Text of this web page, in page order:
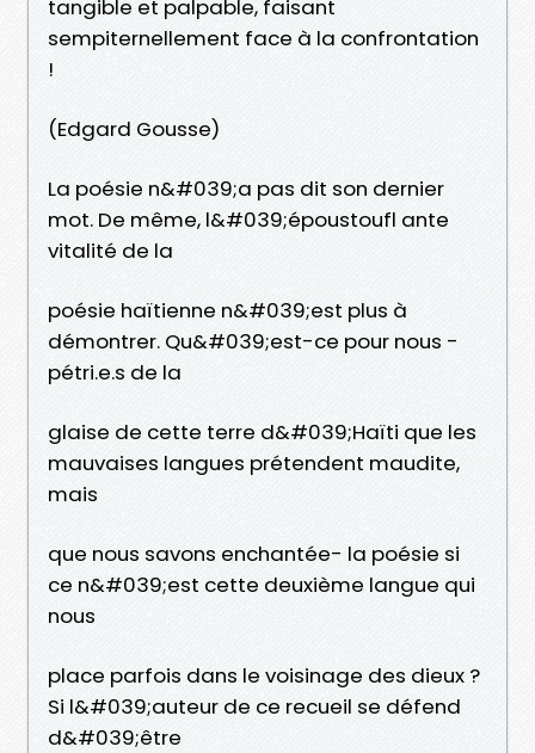
tangible et palpable, faisant
sempiternellement face à la confrontation
!
(Edgard Gousse)
La poésie n&#039;a pas dit son dernier
mot. De même, l&#039;époustoufl ante
vitalité de la
poésie haïtienne n&#039;est plus à
démontrer. Qu&#039;est-ce pour nous -
pétri.e.s de la
glaise de cette terre d&#039;Haïti que les
mauvaises langues prétendent maudite,
mais
que nous savons enchantée- la poésie si
ce n&#039;est cette deuxième langue qui
nous
place parfois dans le voisinage des dieux ?
Si l&#039;auteur de ce recueil se défend
d&#039;être